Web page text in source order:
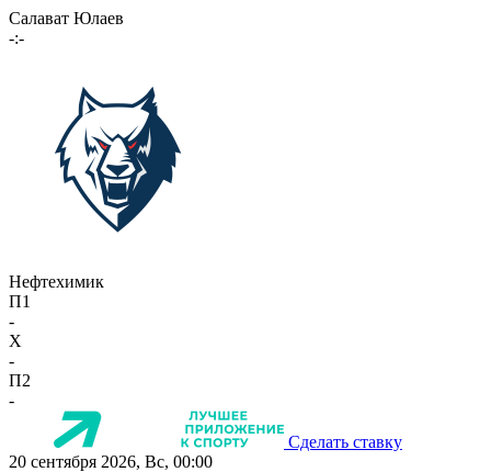
Салават Юлаев
-:-
Нефтехимик
П1
-
X
-
П2
-
Сделать ставку
20 сентября 2026, Вс, 00:00